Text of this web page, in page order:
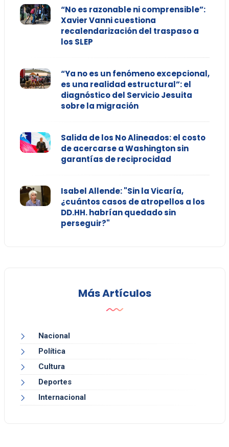
“No es razonable ni comprensible”:
Xavier Vanni cuestiona
recalendarización del traspaso a
los SLEP
“Ya no es un fenómeno excepcional,
es una realidad estructural”: el
diagnóstico del Servicio Jesuita
sobre la migración
Salida de los No Alineados: el costo
de acercarse a Washington sin
garantías de reciprocidad
Isabel Allende: "Sin la Vicaría,
¿cuántos casos de atropellos a los
DD.HH. habrían quedado sin
perseguir?"
Más Artículos
Nacional
Política
Cultura
Deportes
Internacional